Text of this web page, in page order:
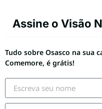
Assine o Visão
Tudo sobre Osasco na sua
Comemore, é grátis!